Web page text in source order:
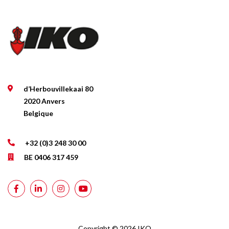
d’Herbouvillekaai 80
2020 Anvers
Belgique
+32 (0)3 248 30 00
BE 0406 317 459